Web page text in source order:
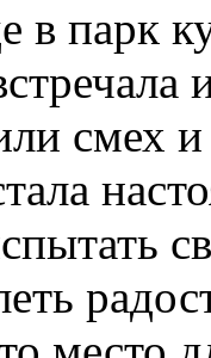
в парк
смех